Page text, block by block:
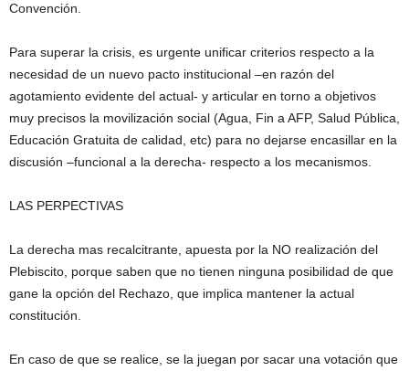
Convención.
Para superar la crisis, es urgente unificar criterios respecto a la
necesidad de un nuevo pacto institucional –en razón del
agotamiento evidente del actual- y articular en torno a objetivos
muy precisos la movilización social (Agua, Fin a AFP, Salud Pública,
Educación Gratuita de calidad, etc) para no dejarse encasillar en la
discusión –funcional a la derecha- respecto a los mecanismos.
LAS PERPECTIVAS
La derecha mas recalcitrante, apuesta por la NO realización del
Plebiscito, porque saben que no tienen ninguna posibilidad de que
gane la opción del Rechazo, que implica mantener la actual
constitución.
En caso de que se realice, se la juegan por sacar una votación que